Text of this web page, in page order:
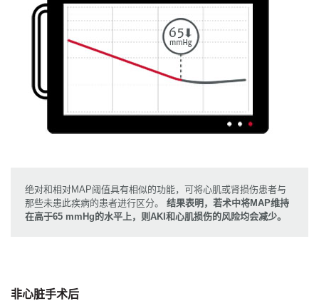
绝对和相对MAP阈值具有相似的功能，可将心肌或肾损伤患者与
那些未患此疾病的患者进行区分。 结果表明，若术中将MAP维持
在高于65 mmHg的水平上，则AKI和心肌损伤的风险均会减少。
非心脏手术后
非心脏手术后急性肾损伤（AKI）的最低平均动脉压